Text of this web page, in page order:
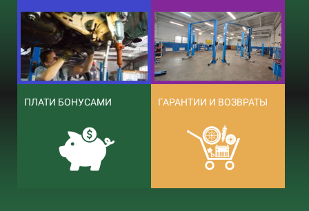
ПЛАТИ БОНУСАМИ ГАРАНТИИ И ВОЗВРАТЫ